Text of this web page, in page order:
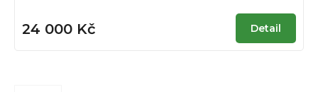
24 000 Kč Detail